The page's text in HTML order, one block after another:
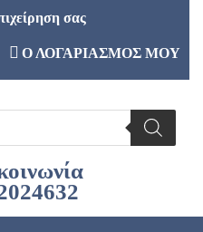
σας
Ο ΛΟΓΑΡΙΑΣΜΟΣ ΜΟΥ